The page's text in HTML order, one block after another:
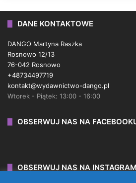
DANE KONTAKTOWE
DANGO Martyna Raszka
Rosnowo 12/13
76-042 Rosnowo
+48734497719
kontakt@wydawnictwo-dango.pl
Wtorek - Piątek: 13:00 - 16:00
OBSERWUJ NAS NA
OBSERWUJ NAS NA